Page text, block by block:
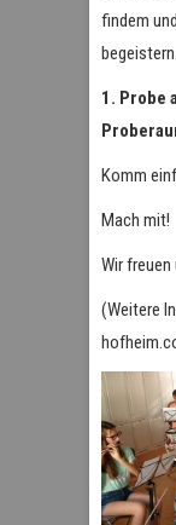
findem
begeistern.
1. Probe
Komm
Mach mit!
Wir
(Weitere